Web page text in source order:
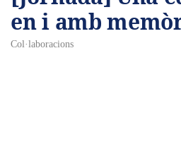
en i amb
Col·laboracions